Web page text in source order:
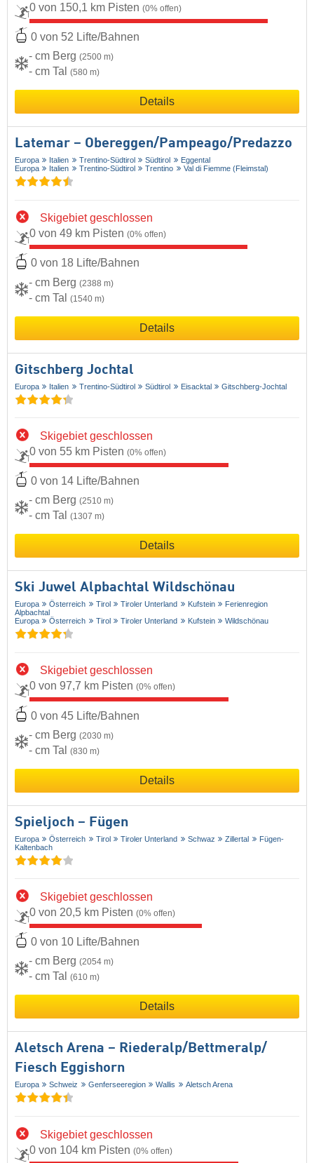
0 von 150,1 km Pisten (0% offen)
0 von 52 Lifte/Bahnen
- cm Berg (2500 m)
- cm Tal (580 m)
Details
Latemar – Obereggen/​Pampeago/​Predazzo
Europa Italien Trentino-Südtirol Südtirol
Eggental
Europa
Italien Trentino-Südtirol Trentino Val di Fiemme (Fleimstal)
Skigebiet geschlossen
0 von 49 km Pisten (0% offen)
0 von 18 Lifte/Bahnen
- cm Berg (2388 m)
- cm Tal (1540 m)
Details
Gitschberg Jochtal
Europa Italien Trentino-Südtirol Südtirol Eisacktal Gitschberg-Jochtal
Skigebiet geschlossen
0 von 55 km Pisten (0% offen)
0 von 14 Lifte/Bahnen
- cm Berg (2510 m)
- cm Tal (1307 m)
Details
Ski Juwel Alpbachtal Wildschönau
Europa Österreich Tirol Tiroler Unterland Kufstein
Ferienregion
Alpbachtal
Europa
Österreich Tirol Tiroler Unterland Kufstein Wildschönau
Skigebiet geschlossen
0 von 97,7 km Pisten (0% offen)
0 von 45 Lifte/Bahnen
- cm Berg (2030 m)
- cm Tal (830 m)
Details
Spieljoch – Fügen
Europa Österreich Tirol Tiroler Unterland Schwaz Zillertal
Fügen-
Kaltenbach
Skigebiet geschlossen
0 von 20,5 km Pisten (0% offen)
0 von 10 Lifte/Bahnen
- cm Berg (2054 m)
- cm Tal (610 m)
Details
Aletsch Arena – Riederalp/​Bettmeralp/​
Fiesch Eggishorn
Europa Schweiz Genferseeregion Wallis Aletsch Arena
Skigebiet geschlossen
0 von 104 km Pisten (0% offen)